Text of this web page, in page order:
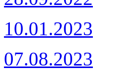
10.01.2023
07.08.2023